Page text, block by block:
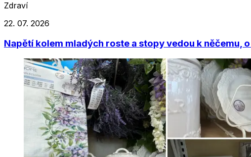
Zdraví
22. 07. 2026
Napětí kolem mladých roste a stopy vedou k něčemu,